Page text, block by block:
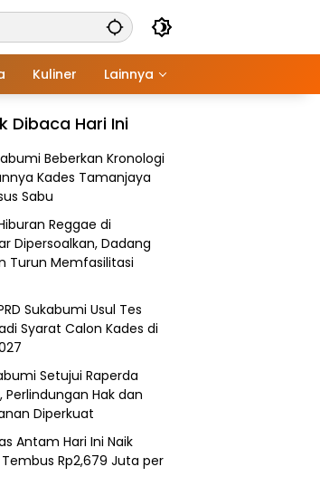
Kuliner Lainnya
Dibaca Hari Ini
Beberkan Kronologi
Kades Tamanjaya
Sabu
Reggae di
Dipersoalkan, Dadang
Turun Memfasilitasi
Sukabumi Usul Tes
Syarat Calon Kades di
Setujui Raperda
Perlindungan Hak dan
Diperkuat
Antam Hari Ini Naik
Tembus Rp2,679 Juta per